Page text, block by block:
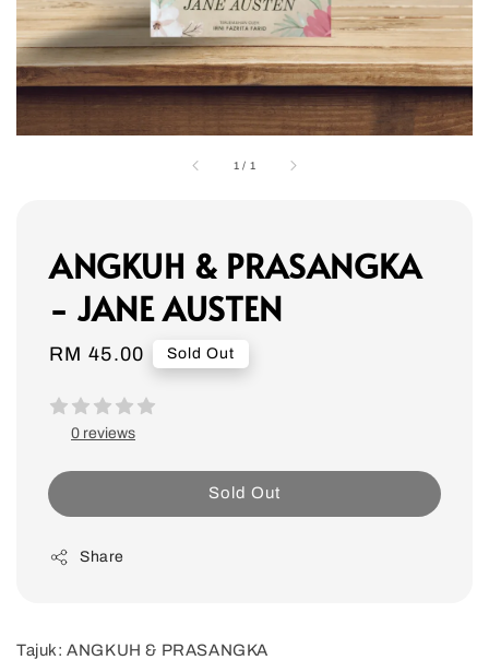
1 / 1
ANGKUH & PRASANGKA
- JANE AUSTEN
Regular
RM 45.00 Sold Out
0 reviews
Sold Out
Share
Tajuk: ANGKUH & PRASANGKA